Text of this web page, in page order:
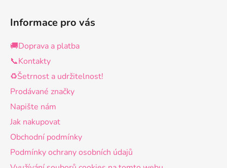
Informace pro vás
🚚Doprava a platba
📞Kontakty
♻️Šetrnost a udržitelnost!
Prodávané značky
Napište nám
Jak nakupovat
Obchodní podmínky
Podmínky ochrany osobních údajů